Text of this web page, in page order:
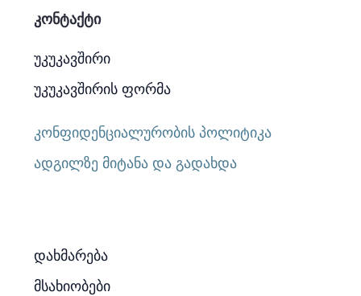
კონტაქტი
უკუკავშირი
უკუკავშირის ფორმა
კონფიდენციალურობის პოლიტიკა
ადგილზე მიტანა და გადახდა
დახმარება
მსახიობები